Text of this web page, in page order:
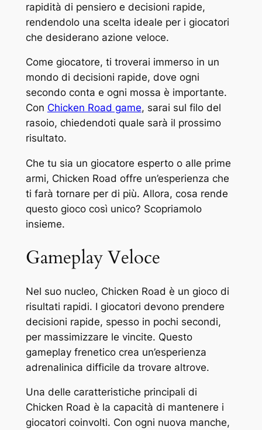
rapidità di pensiero e decisioni rapide,
rendendolo una scelta ideale per i giocatori
che desiderano azione veloce.
Come giocatore, ti troverai immerso in un
mondo di decisioni rapide, dove ogni
secondo conta e ogni mossa è importante.
Con Chicken Road game, sarai sul filo del
rasoio, chiedendoti quale sarà il prossimo
risultato.
Che tu sia un giocatore esperto o alle prime
armi, Chicken Road offre un’esperienza che
ti farà tornare per di più. Allora, cosa rende
questo gioco così unico? Scopriamolo
insieme.
Gameplay Veloce
Nel suo nucleo, Chicken Road è un gioco di
risultati rapidi. I giocatori devono prendere
decisioni rapide, spesso in pochi secondi,
per massimizzare le vincite. Questo
gameplay frenetico crea un’esperienza
adrenalinica difficile da trovare altrove.
Una delle caratteristiche principali di
Chicken Road è la capacità di mantenere i
giocatori coinvolti. Con ogni nuova manche,